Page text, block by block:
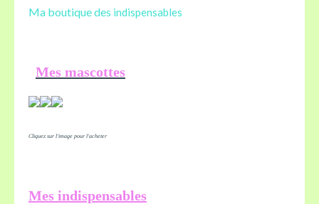
Ma boutique des indispensables
Mes mascottes
Cliquez sur l'image pour l'acheter
Mes indispensables